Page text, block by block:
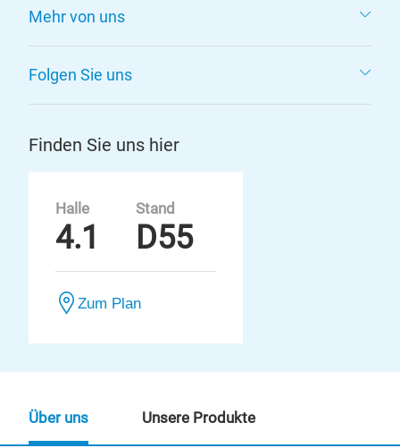
Mehr von uns
Folgen Sie uns
Finden Sie uns hier
Halle
4.1
Stand
D55
Zum Plan
Über uns Unsere Produkte